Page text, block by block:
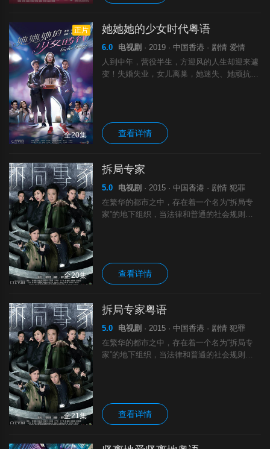
正片
全20集
她她她的少女时代粤语
6.0 电视剧 · 2019 · 中国香港 · 剧情 爱情
人到中年，营役半生，方迎风的人生却迎来遽
变！失婚失业，女儿离巢，她迷失、她顽抗，
查看详情
全20集
拆局专家
5.0 电视剧 · 2015 · 中国香港 · 剧情 犯罪
在繁华的都市之中，存在着一个名为“拆局专
家”的地下组织，当法律和普通的社会规则无
查看详情
全21集
拆局专家粤语
5.0 电视剧 · 2015 · 中国香港 · 剧情 犯罪
在繁华的都市之中，存在着一个名为“拆局专
家”的地下组织，当法律和普通的社会规则无
查看详情